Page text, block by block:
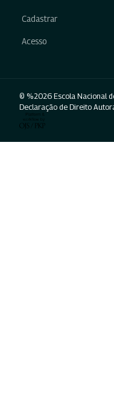
Cadastrar
Acesso
© %2026 Escola Nacional
Declaração de Direito